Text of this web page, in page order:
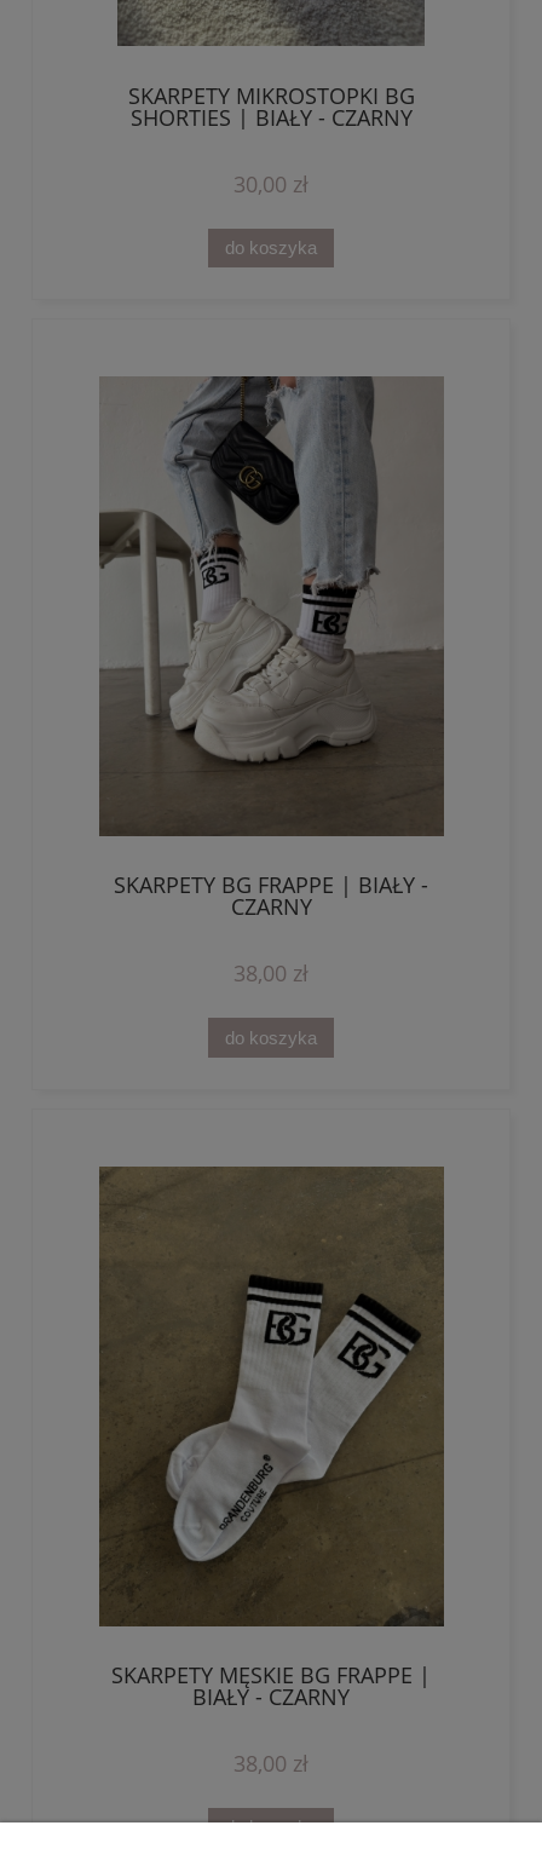
SKARPETY MIKROSTOPKI BG
SHORTIES | BIAŁY - CZARNY
30,00 zł
do koszyka
SKARPETY BG FRAPPE | BIAŁY -
CZARNY
38,00 zł
do koszyka
SKARPETY MĘSKIE BG FRAPPE |
BIAŁY - CZARNY
38,00 zł
do koszyka